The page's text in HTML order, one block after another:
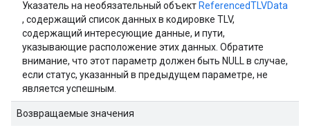
Указатель на необязательный объект ReferencedTLVData
, содержащий список данных в кодировке TLV,
содержащий интересующие данные, и пути,
указывающие расположение этих данных. Обратите
внимание, что этот параметр должен быть NULL в случае,
если статус, указанный в предыдущем параметре, не
является успешным.
Возвращаемые значения